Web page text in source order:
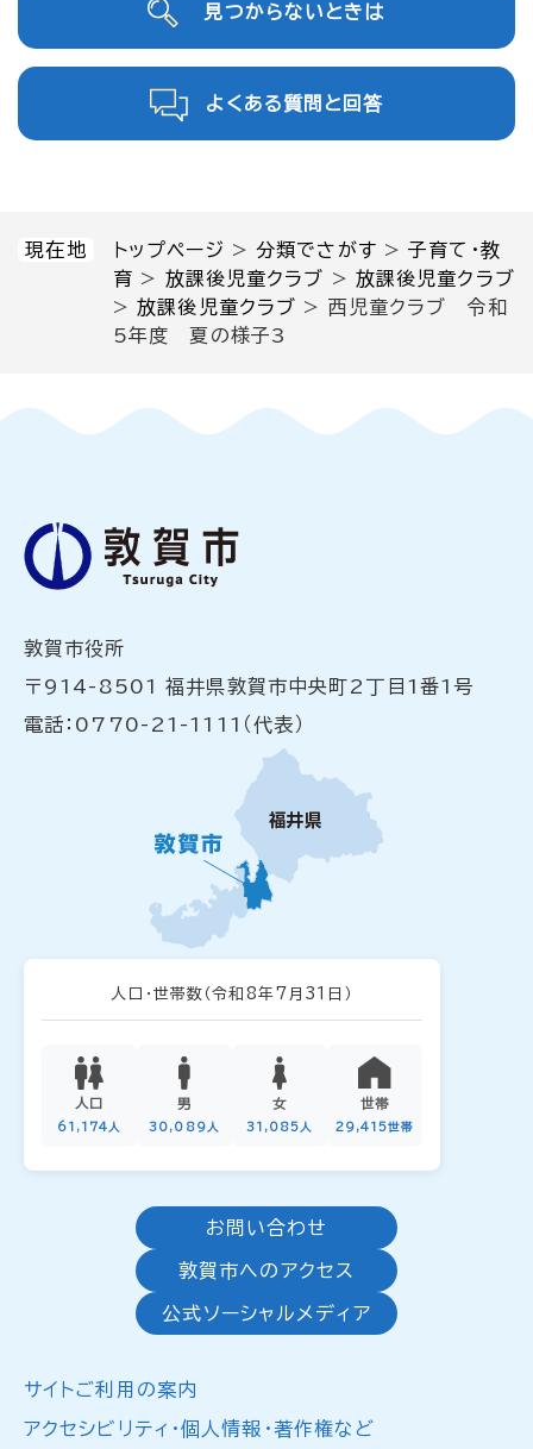
現在地 トップページ >分類でさがす >子育て・教
育 > 放課後児童クラブ > 放課後児童クラブ
>放課後児童クラブ > 西児童クラブ 令和
5年度 夏の様子3
見つからないときは
よくある質問と回答
敦賀市役所
〒914-8501 福井県敦賀市中央町2丁目1番1号
電話：0770-21-1111（代表）
人口・世帯数 （令和8年7月31日）
人口
61,174人
男
30,089人
女
31,085人
世帯
29,415世帯
お問い合わせ
敦賀市へのアクセス
公式ソーシャルメディア
サイトご利用の案内
アクセシビリティ・個人情報・著作権など